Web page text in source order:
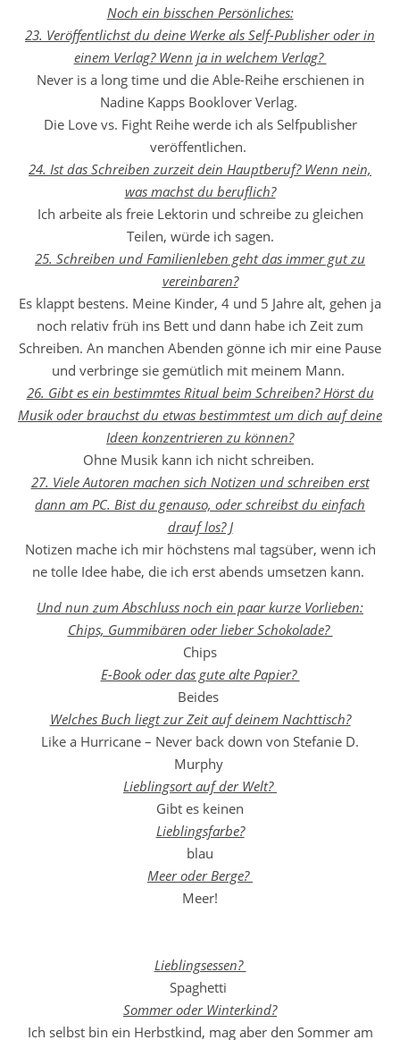
Noch ein bisschen Persönliches:
23. Veröffentlichst du deine Werke als Self-Publisher oder in
einem Verlag? Wenn ja in welchem Verlag?
Never is a long time und die Able-Reihe erschienen in
Nadine Kapps Booklover Verlag.
Die Love vs. Fight Reihe werde ich als Selfpublisher
veröffentlichen.
24. Ist das Schreiben zurzeit dein Hauptberuf? Wenn nein,
was machst du beruflich?
Ich arbeite als freie Lektorin und schreibe zu gleichen
Teilen, würde ich sagen.
25. Schreiben und Familienleben geht das immer gut zu
vereinbaren?
Es klappt bestens. Meine Kinder, 4 und 5 Jahre alt, gehen ja
noch relativ früh ins Bett und dann habe ich Zeit zum
Schreiben. An manchen Abenden gönne ich mir eine Pause
und verbringe sie gemütlich mit meinem Mann.
26. Gibt es ein bestimmtes Ritual beim Schreiben? Hörst du
Musik oder brauchst du etwas bestimmtest um dich auf deine
Ideen konzentrieren zu können?
Ohne Musik kann ich nicht schreiben.
27. Viele Autoren machen sich Notizen und schreiben erst
dann am PC. Bist du genauso, oder schreibst du einfach
drauf los? J
Notizen mache ich mir höchstens mal tagsüber, wenn ich
ne tolle Idee habe, die ich erst abends umsetzen kann.
Und nun zum Abschluss noch ein paar kurze Vorlieben:
Chips, Gummibären oder lieber Schokolade?
Chips
E-Book oder das gute alte Papier?
Beides
Welches Buch liegt zur Zeit auf deinem Nachttisch?
Like a Hurricane – Never back down von Stefanie D.
Murphy
Lieblingsort auf der Welt?
Gibt es keinen
Lieblingsfarbe?
blau
Meer oder Berge?
Meer!
Lieblingsessen?
Spaghetti
Sommer oder Winterkind?
Ich selbst bin ein Herbstkind, mag aber den Sommer am